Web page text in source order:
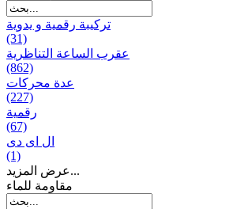
تركيبة رقمية و يدوية
(31)
عقرب الساعة التناظرية
(862)
عدة محركات
(227)
رقمية
(67)
ال ای دی
(1)
عرض المزيد...
مقاومة للماء